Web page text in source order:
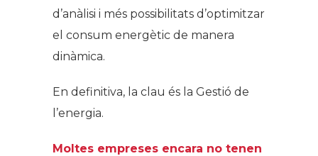
d’anàlisi i més possibilitats d’optimitzar
el consum energètic de manera
dinàmica.
En definitiva, la clau és la Gestió de
l’energia.
Moltes empreses encara no tenen